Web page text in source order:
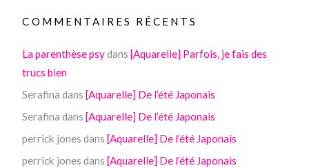
COMMENTAIRES RÉCENTS
La parenthèse psydans[Aquarelle] Parfois, je fais des
trucs bien
Serafina dans[Aquarelle] De l’été Japonais
Serafina dans[Aquarelle] De l’été Japonais
perrick jones dans[Aquarelle] De l’été Japonais
perrick jones dans[Aquarelle] De l’été Japonais